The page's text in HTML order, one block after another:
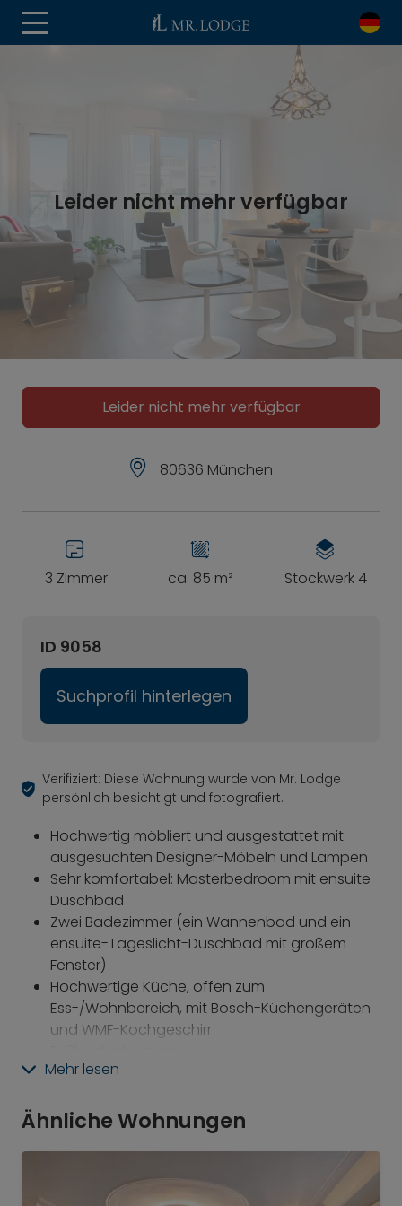
Leider nicht mehr verfügbar
Leider nicht mehr verfügbar
80636 München
3 Zimmer ca. 85 m² Stockwerk 4
ID 9058
Suchprofil hinterlegen
Verifiziert: Diese Wohnung wurde von Mr. Lodge
persönlich besichtigt und fotografiert.
Hochwertig möbliert und ausgestattet mit
ausgesuchten Designer-Möbeln und Lampen
Sehr komfortabel: Masterbedroom mit ensuite-
Duschbad
Zwei Badezimmer (ein Wannenbad und ein
ensuite-Tageslicht-Duschbad mit großem
Fenster)
Hochwertige Küche, offen zum
Ess-/Wohnbereich, mit Bosch-Küchengeräten
und WMF-Kochgeschirr
Automatische Entlüftungsanlage
Innenhof
Schöner Balkon, ebenfalls zum Innenhof
Flatscreen-TV und Audio-Ausstattung (Sony,
Mehr lesen
Ähnliche Wohnungen